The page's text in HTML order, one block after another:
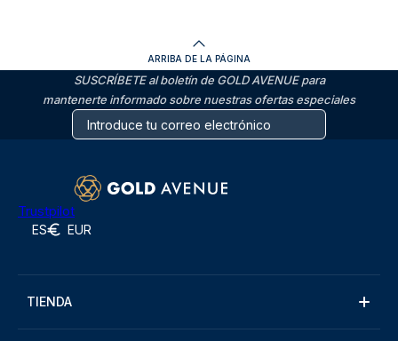
ARRIBA DE LA PÁGINA
SUSCRÍBETE al boletín de GOLD AVENUE para
mantenerte informado sobre nuestras ofertas especiales
Trustpilot
ES EUR
TIENDA